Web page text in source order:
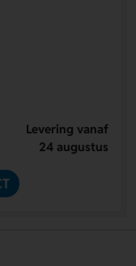
Levering vanaf
24 augustus